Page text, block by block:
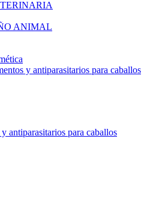
ANIMAL
y antiparasitarios para caballos
antiparasitarios para caballos